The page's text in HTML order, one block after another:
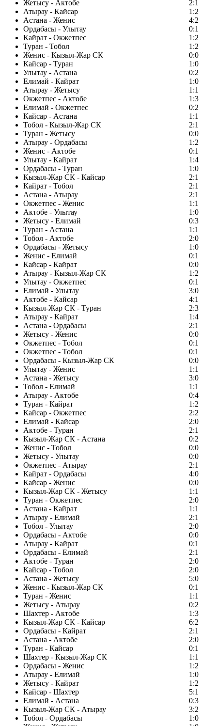
Жетысу - Актобе
2:1
Атырау - Кайсар
1:2
Астана - Женис
4:2
Ордабасы - Улытау
0:1
Кайрат - Окжетпес
1:2
Туран - Тобол
1:2
Женис - Кызыл-Жар СК
0:0
Кайсар - Туран
1:0
Улытау - Астана
0:2
Елимай - Кайрат
1:0
Атырау - Жетысу
1:1
Окжетпес - Актобе
1:3
Елимай - Окжетпес
0:2
Кайсар - Астана
1:1
Тобол - Кызыл-Жар СК
2:1
Туран - Жетысу
0:0
Атырау - Ордабасы
1:2
Женис - Актобе
0:1
Улытау - Кайрат
1:4
Ордабасы - Туран
1:0
Кызыл-Жар СК - Кайсар
2:1
Кайрат - Тобол
2:1
Астана - Атырау
2:1
Окжетпес - Женис
1:1
Актобе - Улытау
1:0
Жетысу - Елимай
0:3
Туран - Астана
1:1
Тобол - Актобе
2:0
Ордабасы - Жетысу
1:0
Женис - Елимай
0:1
Кайсар - Кайрат
0:0
Атырау - Кызыл-Жар СК
1:2
Улытау - Окжетпес
0:1
Елимай - Улытау
3:0
Актобе - Кайсар
4:1
Кызыл-Жар СК - Туран
2:3
Атырау - Кайрат
1:4
Астана - Ордабасы
2:1
Жетысу - Женис
0:0
Окжетпес - Тобол
0:1
Окжетпес - Тобол
0:1
Ордабасы - Кызыл-Жар СК
0:0
Улытау - Женис
1:1
Астана - Жетысу
3:0
Тобол - Елимай
1:1
Атырау - Актобе
0:4
Туран - Кайрат
1:2
Кайсар - Окжетпес
2:2
Елимай - Кайсар
2:0
Актобе - Туран
2:1
Кызыл-Жар СК - Астана
0:2
Женис - Тобол
0:0
Жетысу - Улытау
0:0
Окжетпес - Атырау
2:1
Кайрат - Ордабасы
4:0
Кайсар - Женис
0:0
Кызыл-Жар СК - Жетысу
1:1
Туран - Окжетпес
2:0
Астана - Кайрат
1:1
Атырау - Елимай
2:1
Тобол - Улытау
2:0
Ордабасы - Актобе
0:0
Атырау - Кайрат
0:1
Ордабасы - Елимай
2:1
Актобе - Туран
2:0
Кайсар - Тобол
2:0
Астана - Жетысу
5:0
Женис - Кызыл-Жар СК
0:1
Туран - Женис
1:1
Жетысу - Атырау
0:2
Шахтер - Актобе
1:3
Кызыл-Жар СК - Кайсар
6:2
Ордабасы - Кайрат
2:1
Астана - Актобе
2:0
Туран - Кайсар
0:1
Шахтер - Кызыл-Жар СК
1:1
Ордабасы - Женис
1:2
Атырау - Елимай
1:0
Жетысу - Кайрат
1:2
Кайсар - Шахтер
5:1
Елимай - Астана
0:3
Кызыл-Жар СК - Атырау
3:2
Тобол - Ордабасы
1:0